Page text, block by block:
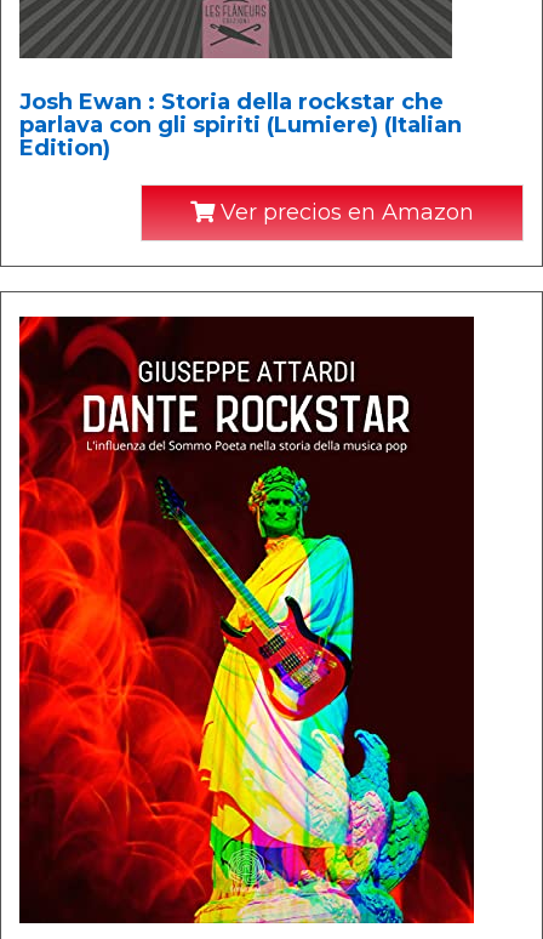
Josh Ewan : Storia della rockstar che
parlava con gli spiriti (Lumiere) (Italian
Edition)
Ver precios en Amazon